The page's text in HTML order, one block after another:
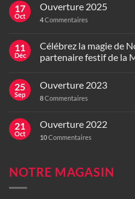
17
Oct
Ouverture 2025
4Commentaires
11
Déc
Célébrez la magie de
partenaire festif de la
25
Sep
Ouverture 2023
8Commentaires
21
Oct
Ouverture 2022
10Commentaires
NOTRE MAGASIN